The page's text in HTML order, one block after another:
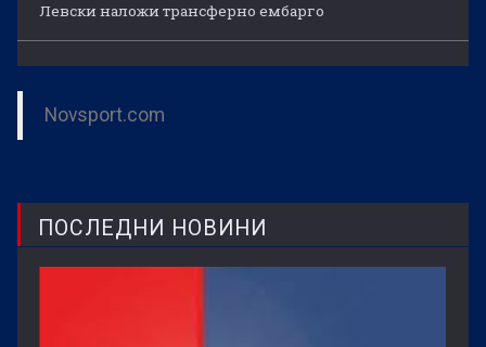
Левски наложи трансферно ембарго
Novsport.com
ПОСЛЕДНИ НОВИНИ